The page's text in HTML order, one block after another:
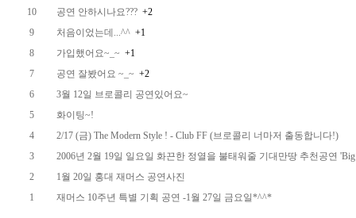
10
공연 안하시나요??? +2
9
처음이었는데...^^ +1
8
가입했어요~_~ +1
7
공연 잘봤어요 ~_~ +2
6
3월 12일 브로콜리 공연있어요~
5
화이팅~!
4
2/17 (금) The Modern Style ! - Club FF (브로콜리 너마저 출동합니다!)
3
2006년 2월 19일 일요일 화끈한 정열을 불태워줄 기대만땅 추천공연
2
1월 20일 홍대 재머스 공연사진
1
재머스 10주년 특별 기획 공연 -1월 27일 금요일*^^*